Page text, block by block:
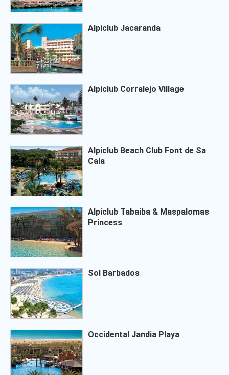
Alpiclub Jacaranda
Alpiclub Corralejo Village
Alpiclub Beach Club Font de Sa
Cala
Alpiclub Tabaiba & Maspalomas
Princess
Sol Barbados
Occidental Jandia Playa